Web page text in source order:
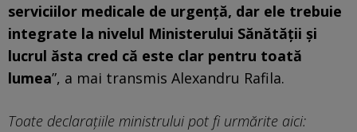
serviciilor medicale de urgenţă, dar ele trebuie
integrate la nivelul Ministerului Sănătăţii şi
lucrul ăsta cred că este clar pentru toată
lumea”, a mai transmis Alexandru Rafila.
Toate declarațiile ministrului pot fi urmărite aici: